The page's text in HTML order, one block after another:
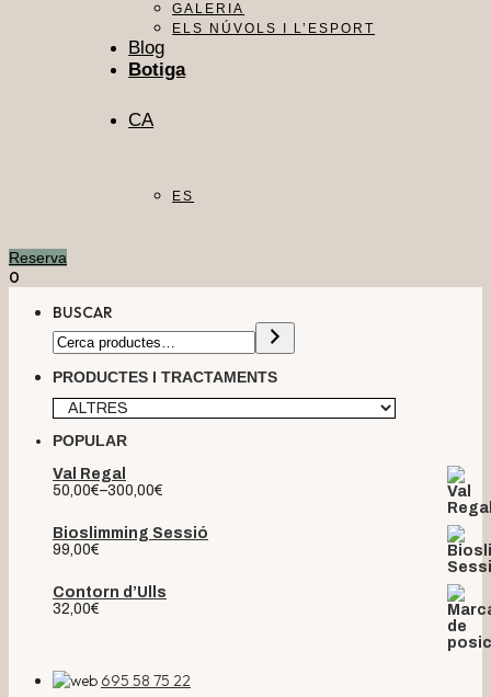
GALERIA
ELS NÚVOLS I L’ESPORT
Blog
Botiga
CA
ES
Reserva
0
BUSCAR
PRODUCTES I TRACTAMENTS
POPULAR
Val Regal
50,00€–300,00€
Bioslimming Sessió
99,00€
Contorn d’Ulls
32,00€
695 58 75 22